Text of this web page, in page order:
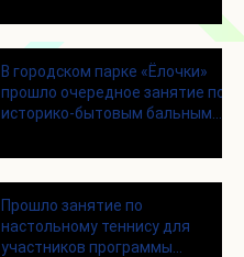
В городском парке «Ёлочки»
прошло очередное занятие по
историко-бытовым бальным
Прошло занятие по
настольному теннису для
участников программы